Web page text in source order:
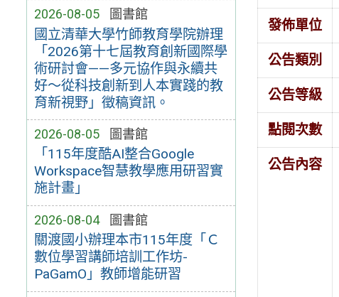
2026-08-05 圖書館
國立清華大學竹師教育學院辦理
「2026第十七屆教育創新國際學
術研討會——多元協作與永續共
好～從科技創新到人本實踐的教
育新視野」徵稿資訊。
2026-08-05 圖書館
「115年度酷AI整合Google
Workspace智慧教學應用研習實
施計畫」
2026-08-04 圖書館
關渡國小辦理本市115年度「Ｃ
數位學習講師培訓工作坊-
PaGamO」教師增能研習
發佈單位
公告類別
公告等級
點閱次數
公告內容